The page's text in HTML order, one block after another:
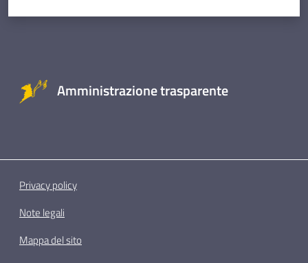
Amministrazione trasparente
Privacy policy
Note legali
Mappa del sito